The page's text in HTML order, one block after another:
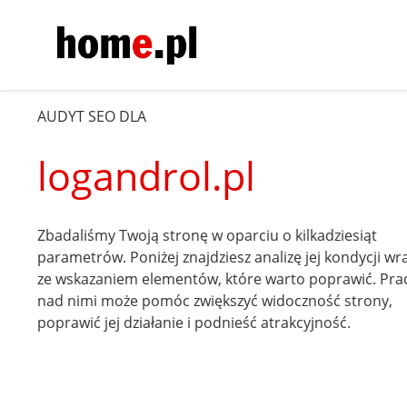
AUDYT SEO DLA
logandrol.pl
Zbadaliśmy Twoją stronę w oparciu o kilkadziesiąt
parametrów. Poniżej znajdziesz analizę jej kondycji
ze wskazaniem elementów, które warto poprawić.
nad nimi może pomóc zwiększyć widoczność strony,
poprawić jej działanie i podnieść atrakcyjność.